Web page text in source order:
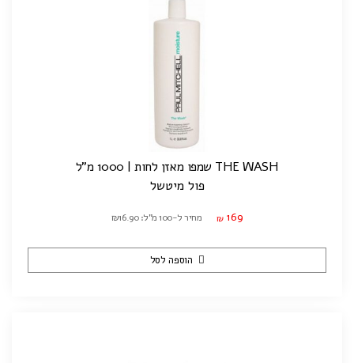
THE WASH שמפו מאזן לחות | 1000 מ"ל
פול מיטשל
₪ 169 מחיר ל-100 מ"ל: ₪16.90
הוספה לסל